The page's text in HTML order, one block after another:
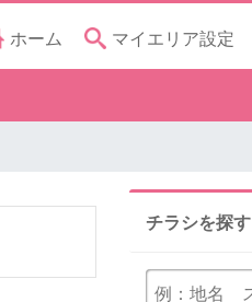
ホーム マイエリア設定
チラシを探す